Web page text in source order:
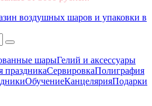
шарыГелий и аксессуары
праздникаСервировкаПолиграфия
ОбучениеКанцелярияПодарки